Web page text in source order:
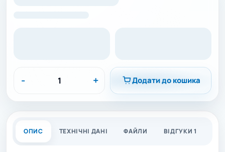
- + Додати до кошика
ОПИС ТЕХНІЧНІ ДАНІ ФАЙЛИ ВІДГУКИ 1